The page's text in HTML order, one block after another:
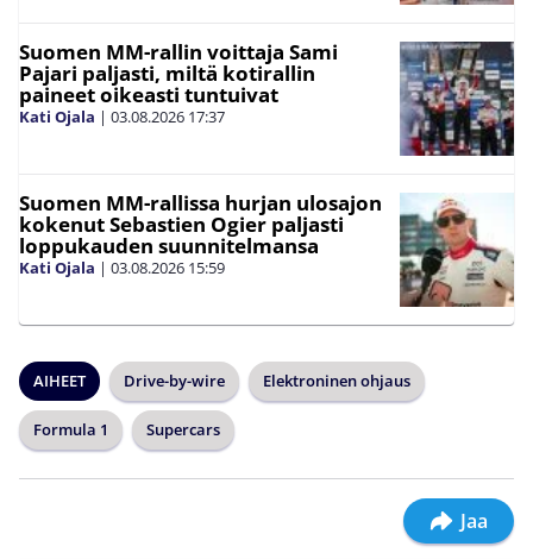
Suomen MM-rallin voittaja Sami
Pajari paljasti, miltä kotirallin
paineet oikeasti tuntuivat
Kati Ojala | 03.08.2026 17:37
Suomen MM-rallissa hurjan ulosajon
kokenut Sebastien Ogier paljasti
loppukauden suunnitelmansa
Kati Ojala | 03.08.2026 15:59
AIHEET Drive-by-wire Elektroninen ohjaus
Formula 1 Supercars
Jaa